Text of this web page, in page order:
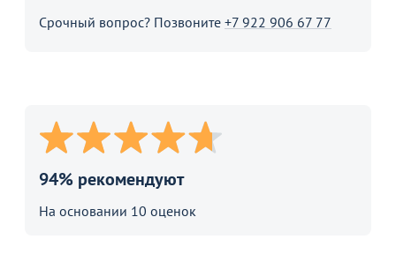
Срочный вопрос? Позвоните +7 922 906 67 77
94% рекомендуют
На основании 10 оценок